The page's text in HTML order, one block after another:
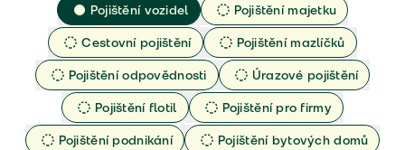
Pojištění vozidel
Pojištění majetku
Cestovní pojištění
Pojištění mazlíčků
Pojištění odpovědnosti
Úrazové pojištění
Pojištění flotil
Pojištění pro firmy
Pojištění podnikání
Pojištění bytových domů